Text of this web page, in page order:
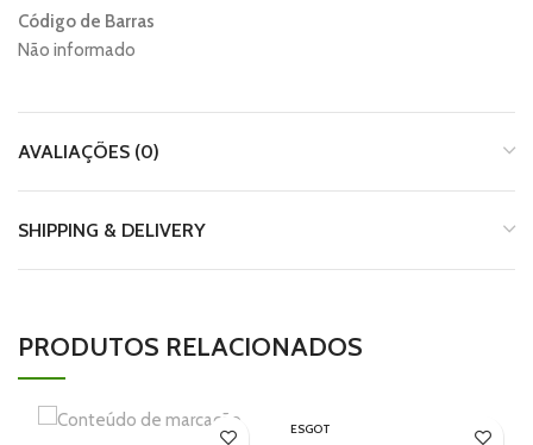
Código de Barras
Não informado
AVALIAÇÕES (0)
SHIPPING & DELIVERY
PRODUTOS RELACIONADOS
ESGOT